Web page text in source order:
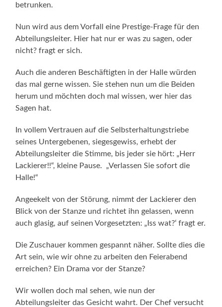
betrunken.
Nun wird aus dem Vorfall eine Prestige-Frage für den
Abteilungsleiter. Hier hat nur er was zu sagen, oder
nicht? fragt er sich.
Auch die anderen Beschäftigten in der Halle würden
das mal gerne wissen. Sie stehen nun um die Beiden
herum und möchten doch mal wissen, wer hier das
Sagen hat.
In vollem Vertrauen auf die Selbsterhaltungstriebe
seines Untergebenen, siegesgewiss, erhebt der
Abteilungsleiter die Stimme, bis jeder sie hört: „Herr
Lackierer!!“, kleine Pause. „Verlassen Sie sofort die
Halle!“
Angeekelt von der Störung, nimmt der Lackierer den
Blick von der Stanze und richtet ihn gelassen, wenn
auch glasig, auf seinen Vorgesetzten: „Iss wat?‘ fragt er.
Die Zuschauer kommen gespannt näher. Sollte dies die
Art sein, wie wir ohne zu arbeiten den Feierabend
erreichen? Ein Drama vor der Stanze?
Wir wollen doch mal sehen, wie nun der
Abteilungsleiter das Gesicht wahrt. Der Chef versucht